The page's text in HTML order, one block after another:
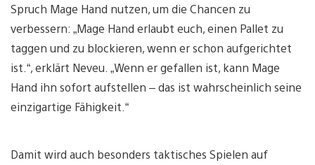
Spruch Mage Hand nutzen, um die Chancen zu
verbessern: „Mage Hand erlaubt euch, einen Pallet zu
taggen und zu blockieren, wenn er schon aufgerichtet
ist.“, erklärt Neveu. „Wenn er gefallen ist, kann Mage
Hand ihn sofort aufstellen – das ist wahrscheinlich seine
einzigartige Fähigkeit.“
Damit wird auch besonders taktisches Spielen auf